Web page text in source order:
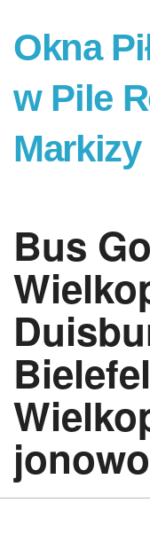
Okna
w Pile
Markizy
Bus